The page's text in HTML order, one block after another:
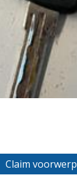
Claim voorwerp